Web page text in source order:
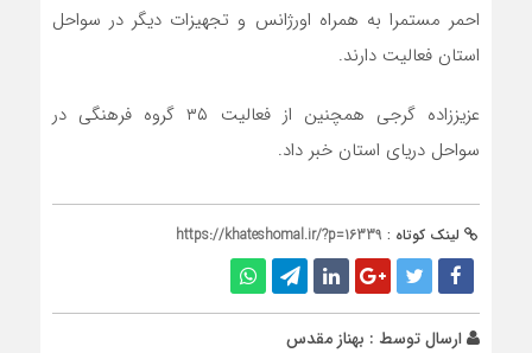
احمر مستمرا به همراه اورژانس و تجهیزات دیگر در سواحل
استان فعالیت دارند.
عزیززاده گرجی همچنین از فعالیت ۳۵ گروه فرهنگی در
سواحل دریای استان خبر داد.
لینک کوتاه : https://khateshomal.ir/?p=16339
ارسال توسط : بهناز مقدس